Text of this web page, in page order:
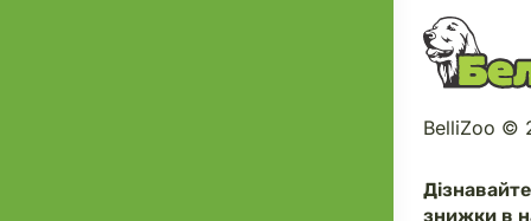
знижки в
BelliZoo ©